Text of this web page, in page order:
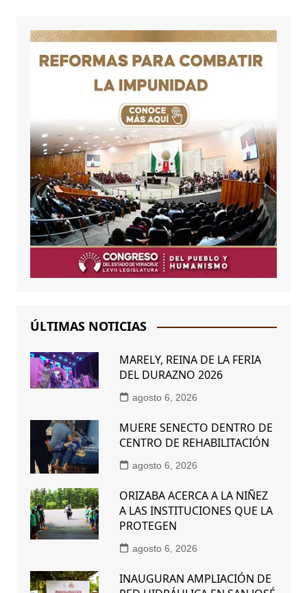
ÚLTIMAS NOTICIAS
MARELY, REINA DE LA FERIA
DEL DURAZNO 2026
agosto 6, 2026
MUERE SENECTO DENTRO DE
CENTRO DE REHABILITACIÓN
agosto 6, 2026
ORIZABA ACERCA A LA NIÑEZ
A LAS INSTITUCIONES QUE LA
PROTEGEN
agosto 6, 2026
INAUGURAN AMPLIACIÓN DE